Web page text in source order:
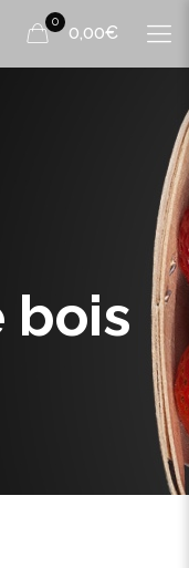
0
0,00€
bois